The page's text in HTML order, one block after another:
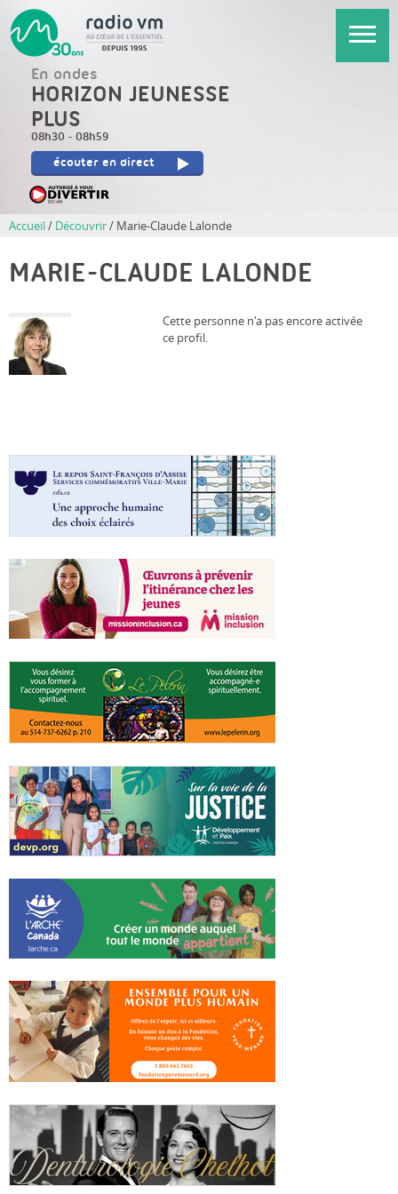
au
contenu
En ondes
HORIZON JEUNESSE
PLUS
08h30 - 08h59
écouter en direct
Accueil/ Découvrir/ Marie-Claude Lalonde
MARIE-CLAUDE LALONDE
Cette personne n'a pas encore activée
ce profil.